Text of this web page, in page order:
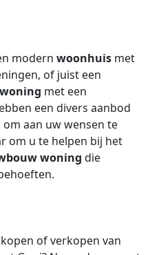
modern woonhuis met
of juist een
met een
een divers aanbod
om aan uw wensen te
om u te helpen bij het
woning die
of verkopen van